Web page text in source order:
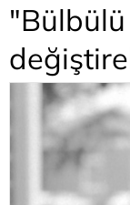
"Bülbülü